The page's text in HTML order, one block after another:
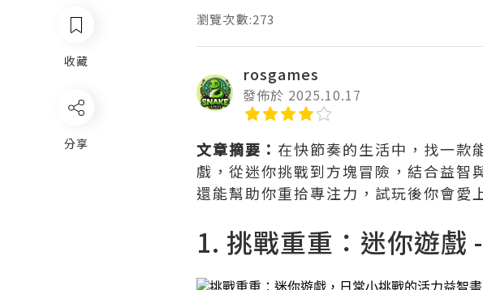
瀏覽次數:273
rosgames
發佈於 2025.10.17
文章摘要： 在快節奏的生活中，找一款
戲，從迷你挑戰到方塊冒險，結合益
還能幫助你重拾專注力，試玩後你會愛
1. 挑戰重重：迷你遊戲
收藏
分享